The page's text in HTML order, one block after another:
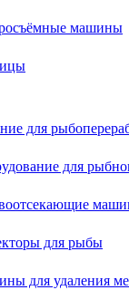
машины
для
для
для рыбы
для удаления